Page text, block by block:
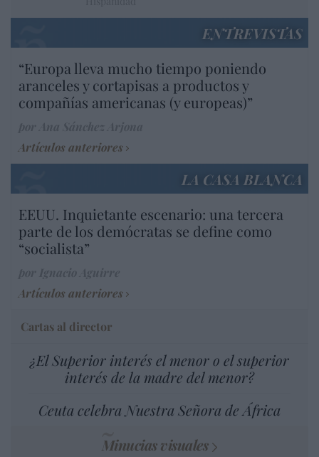
ENTREVISTAS
“Europa lleva mucho tiempo poniendo
aranceles y cortapisas a productos y
compañías americanas (y europeas)”
Artículos anteriores
LA CASA BLANCA
EEUU. Inquietante escenario: una tercera
parte de los demócratas se define como
“socialista”
Artículos anteriores
Cartas al director
¿El Superior interés el menor o el superior
interés de la madre del menor?
Ceuta celebra Nuestra Señora de África
Minucias visuales